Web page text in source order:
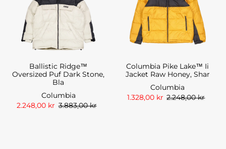
Ballistic Ridge™
Oversized Puf Dark Stone,
Bla
Columbia
2.248,00 kr 3.883,00 kr
Columbia Pike Lake™ Ii
Jacket Raw Honey, Shar
Columbia
1.328,00 kr 2.248,00 kr